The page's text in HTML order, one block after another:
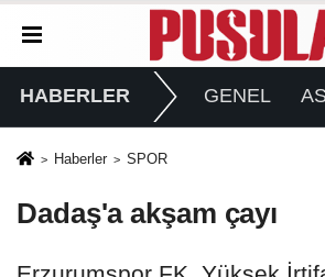
HABERLER GENEL
Haberler SPOR
Dadaş'a akşam çayı